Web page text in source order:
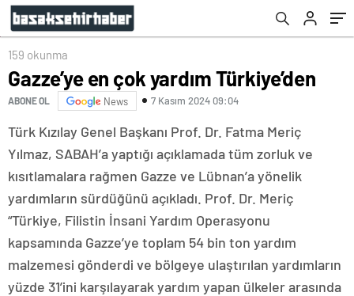
159 okunma
Gazze’ye en çok yardım Türkiye’den
ABONE OL News 7 Kasım 2024 09:04
Türk Kızılay Genel Başkanı Prof. Dr. Fatma Meriç
Yılmaz, SABAH’a yaptığı açıklamada tüm zorluk ve
kısıtlamalara rağmen Gazze ve Lübnan’a yönelik
yardımların sürdüğünü açıkladı. Prof. Dr. Meriç
“Türkiye, Filistin İnsani Yardım Operasyonu
kapsamında Gazze’ye toplam 54 bin ton yardım
malzemesi gönderdi ve bölgeye ulaştırılan yardımların
yüzde 31’ini karşılayarak yardım yapan ülkeler arasında